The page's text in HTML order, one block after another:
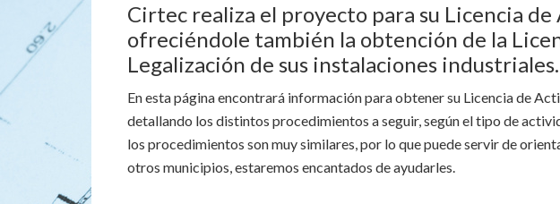
Cirtec realiza el proyecto para su Licencia
ofreciéndole también la obtención de la
Legalización de sus instalaciones industriales.
En esta página encontrará información para obtener su Licencia de
detallando los distintos procedimientos a seguir, según el tipo de
los procedimientos son muy similares, por lo que puede servir de
otros municipios, estaremos encantados de ayudarles.